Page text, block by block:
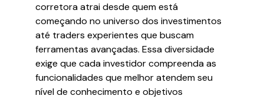
corretora atrai desde quem está
começando no universo dos investimentos
até traders experientes que buscam
ferramentas avançadas. Essa diversidade
exige que cada investidor compreenda as
funcionalidades que melhor atendem seu
nível de conhecimento e objetivos